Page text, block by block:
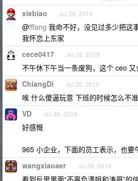
xiebiao Jul 26, 2019
@fffang 我命不好，没见过多少把这
我怀恋上东家
cece0417 Jul 26, 2019
不午休下午当一条废狗，这个 ceo
ChiangDi Jul 26, 2019
唉 什么傻逼玩意 下班的时候怎么不
VD Jul 26, 2019
好感慨
965 小企业，下面的员工表示，也要
wangxiaoaer Jul 26, 2019
看到反思里面“不辜负潇姐和涛哥”的